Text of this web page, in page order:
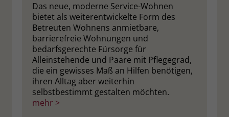
Das neue, moderne Service-Wohnen
bietet als weiterentwickelte Form des
Betreuten Wohnens anmietbare,
barrierefreie Wohnungen und
bedarfsgerechte Fürsorge für
Alleinstehende und Paare mit Pflegegrad,
die ein gewisses Maß an Hilfen benötigen,
ihren Alltag aber weiterhin
selbstbestimmt gestalten möchten.
mehr >